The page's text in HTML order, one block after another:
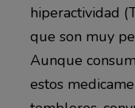
hiperactividad
que son muy
Aunque
estos